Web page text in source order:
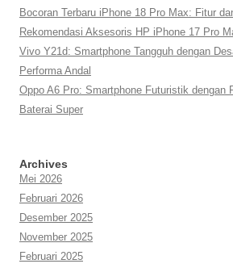
Bocoran Terbaru iPhone 18 Pro Max: Fitur
Rekomendasi Aksesoris HP iPhone 17 Pro
Vivo Y21d: Smartphone Tangguh dengan
Performa Andal
Oppo A6 Pro: Smartphone Futuristik dengan
Baterai Super
Archives
Mei 2026
Februari 2026
Desember 2025
November 2025
Februari 2025